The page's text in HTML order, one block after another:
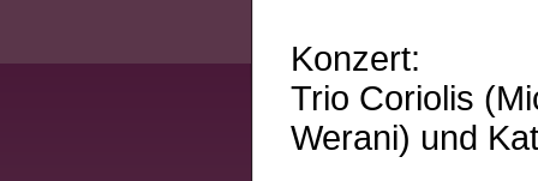
Konzert:
Trio Coriolis
Werani) und